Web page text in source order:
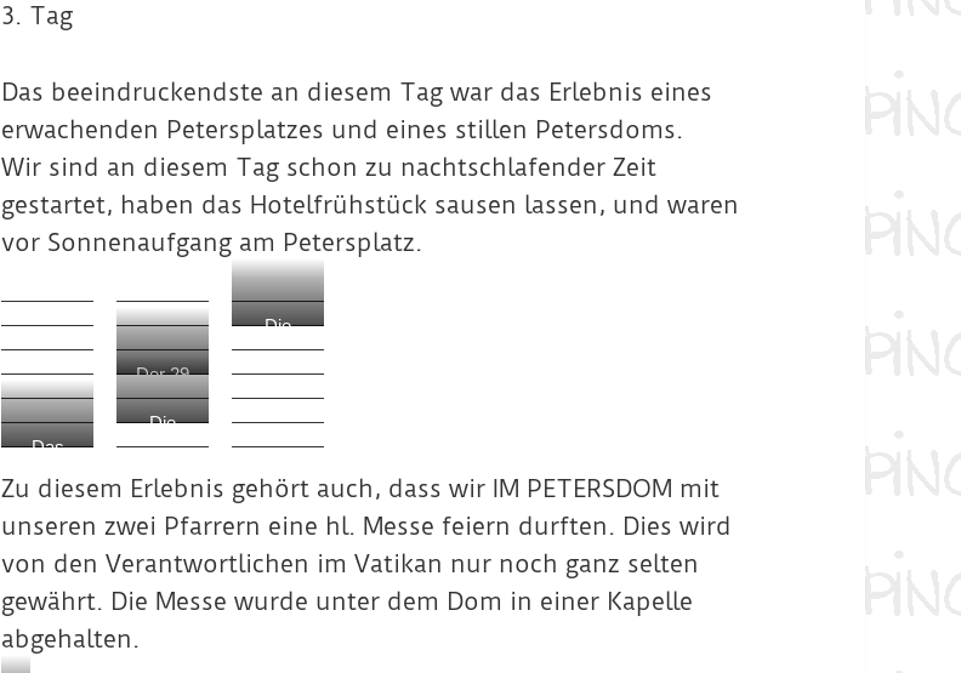
3. Tag
Das beeindruckendste an diesem Tag war das Erlebnis eines
erwachenden Petersplatzes und eines stillen Petersdoms.
Wir sind an diesem Tag schon zu nachtschlafender Zeit
gestartet, haben das Hotelfrühstück sausen lassen, und waren
vor Sonnenaufgang am Petersplatz.
Die
Sonne
geht auf
Der 29
Meter
hohe
hin, der
über
dem
Hauptal
tar
erhebt
Die
Pietà
von
Michela
ngelo
Das
Grab
von
Papst
Alexan
skulptur
ales
Denkm
Zu diesem Erlebnis gehört auch, dass wir IM PETERSDOM mit
unseren zwei Pfarrern eine hl. Messe feiern durften. Dies wird
von den Verantwortlichen im Vatikan nur noch ganz selten
gewährt. Die Messe wurde unter dem Dom in einer Kapelle
abgehalten.